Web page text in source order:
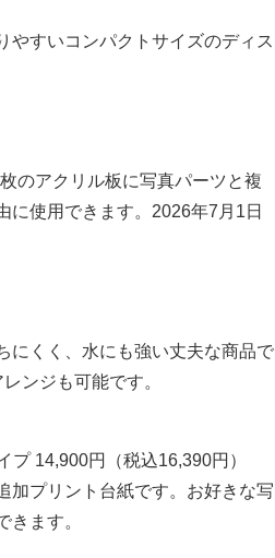
やすいコンパクトサイズのディス
のアクリル板に写真パーツと複
に使用できます。2026年7月1日
にくく、水にも強い丈夫な商品で
ンジも可能です。
14,900円（税込16,390円）
加プリント台紙です。お好きな写
ます。